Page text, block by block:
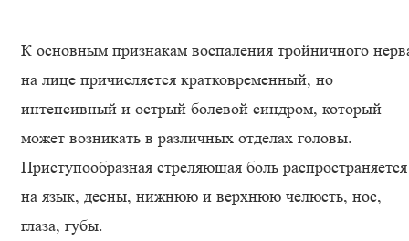
К основным признакам воспаления тройничного
на лице причисляется кратковременный, но
интенсивный и острый болевой синдром, который
может возникать в различных отделах головы.
Приступообразная стреляющая боль распространяется
на язык, десны, нижнюю и верхнюю челюсть, нос,
глаза, губы.